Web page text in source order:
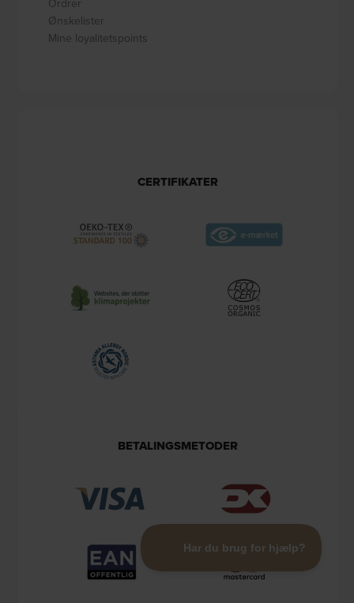
Ønskelister
Mine loyalitetspoints
CERTIFIKATER
BETALINGSMETODER